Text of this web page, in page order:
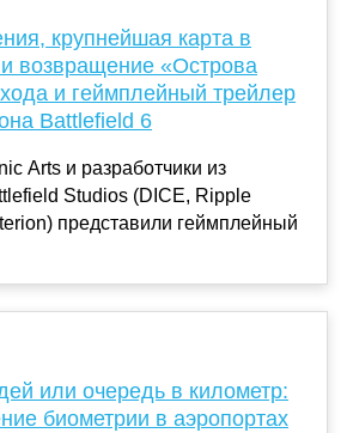
крупнейшая карта в
возвращение «Острова
и геймплейный трейлер
Battlefield 6
Arts и разработчики из
Studios (DICE, Ripple
представили геймплейный
или очередь в километр:
биометрии в аэропортах